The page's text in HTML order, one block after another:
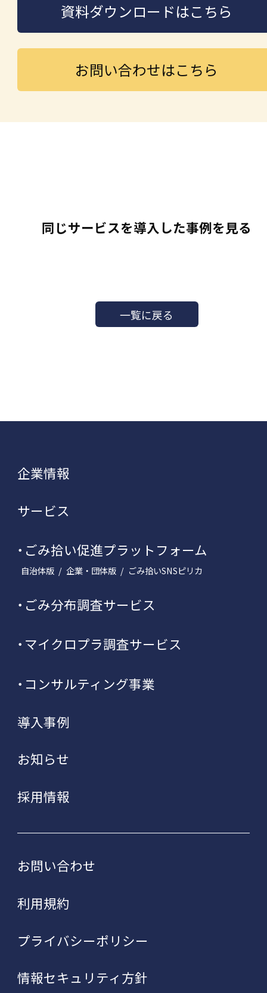
資料ダウンロードはこちら
お問い合わせはこちら
同じサービスを導入した事例を見る
一覧に戻る
企業情報
サービス
ごみ拾い促進プラットフォーム
自治体版 企業・団体版 ごみ拾いSNSピリカ
ごみ分布調査サービス
マイクロプラ調査サービス
コンサルティング事業
導入事例
お知らせ
採用情報
お問い合わせ
利用規約
プライバシーポリシー
情報セキュリティ方針